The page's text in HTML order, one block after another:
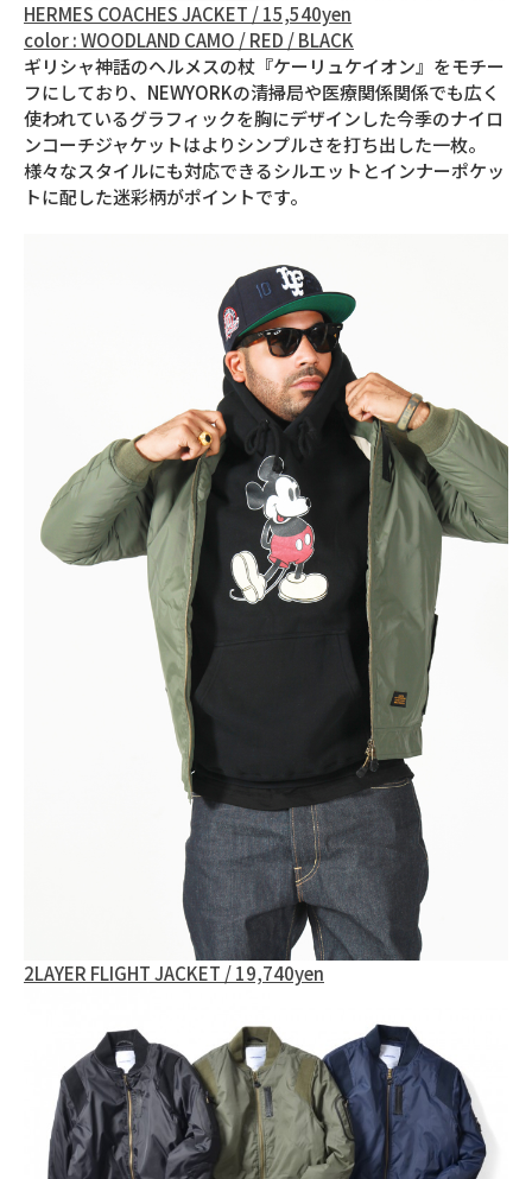
HERMES COACHES JACKET / 15,540yen
color : WOODLAND CAMO / RED / BLACK
ギリシャ神話のヘルメスの杖『ケーリュケイオン』をモチー
フにしており、NEWYORKの清掃局や医療関係関係でも広く
使われているグラフィックを胸にデザインした今季のナイロ
ンコーチジャケットはよりシンプルさを打ち出した一枚。
様々なスタイルにも対応できるシルエットとインナーポケッ
トに配した迷彩柄がポイントです。
2LAYER FLIGHT JACKET / 19,740yen